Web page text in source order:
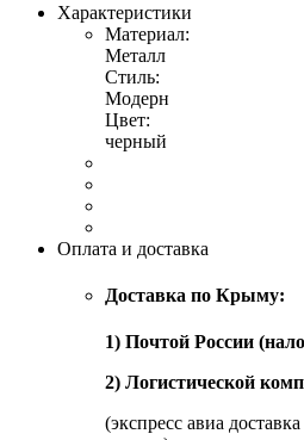
Характеристики
Материал:
Металл
Стиль:
Модерн
Цвет:
черный
Оплата и доставка
Доставка по Крыму:
1) Почтой России
2) Логистической
(экспресс авиа